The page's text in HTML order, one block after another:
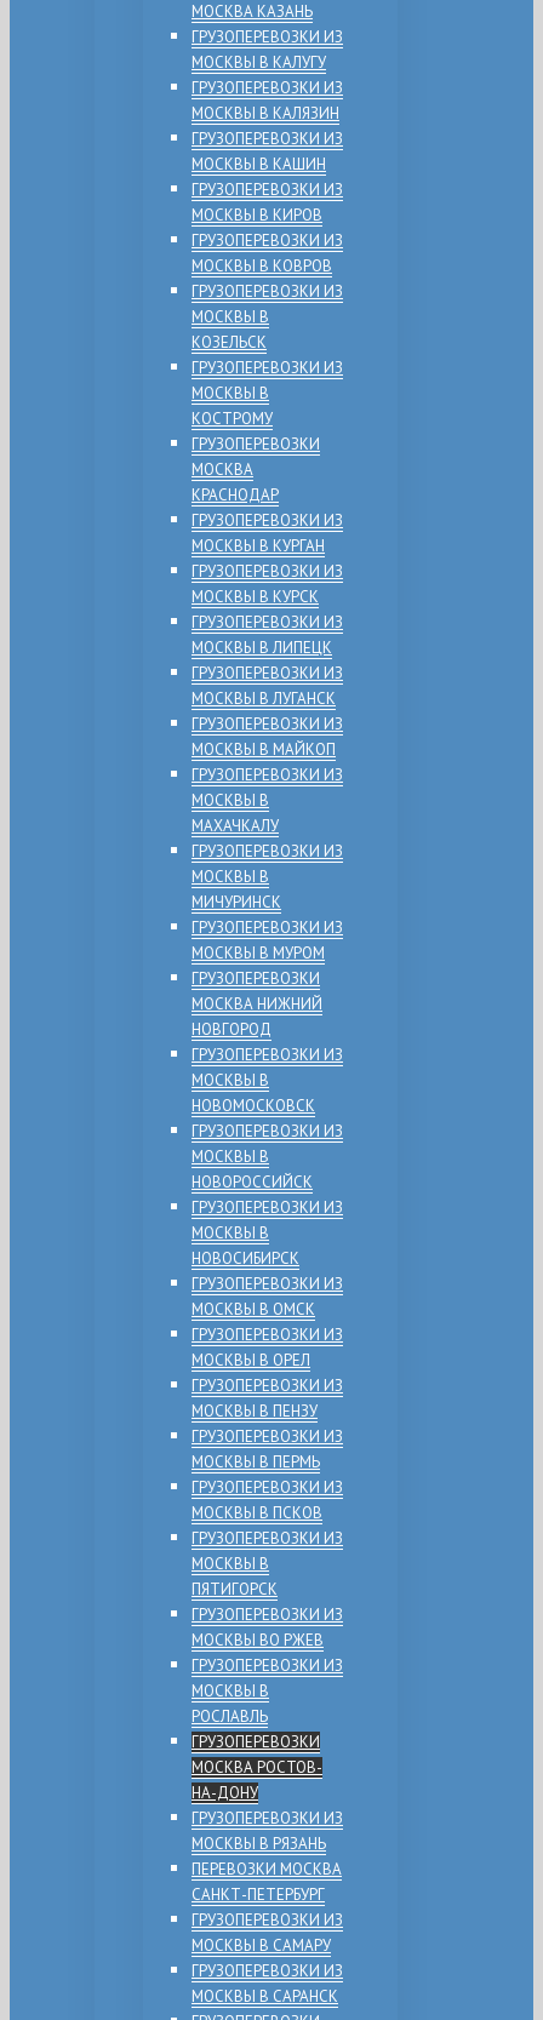
МОСКВА КАЗАНЬ
ГРУЗОПЕРЕВОЗКИ ИЗ
МОСКВЫ В КАЛУГУ
ГРУЗОПЕРЕВОЗКИ ИЗ
МОСКВЫ В КАЛЯЗИН
ГРУЗОПЕРЕВОЗКИ ИЗ
МОСКВЫ В КАШИН
ГРУЗОПЕРЕВОЗКИ ИЗ
МОСКВЫ В КИРОВ
ГРУЗОПЕРЕВОЗКИ ИЗ
МОСКВЫ В КОВРОВ
ГРУЗОПЕРЕВОЗКИ ИЗ
МОСКВЫ В
КОЗЕЛЬСК
ГРУЗОПЕРЕВОЗКИ ИЗ
МОСКВЫ В
КОСТРОМУ
ГРУЗОПЕРЕВОЗКИ
МОСКВА
КРАСНОДАР
ГРУЗОПЕРЕВОЗКИ ИЗ
МОСКВЫ В КУРГАН
ГРУЗОПЕРЕВОЗКИ ИЗ
МОСКВЫ В КУРСК
ГРУЗОПЕРЕВОЗКИ ИЗ
МОСКВЫ В ЛИПЕЦК
ГРУЗОПЕРЕВОЗКИ ИЗ
МОСКВЫ В ЛУГАНСК
ГРУЗОПЕРЕВОЗКИ ИЗ
МОСКВЫ В МАЙКОП
ГРУЗОПЕРЕВОЗКИ ИЗ
МОСКВЫ В
МАХАЧКАЛУ
ГРУЗОПЕРЕВОЗКИ ИЗ
МОСКВЫ В
МИЧУРИНСК
ГРУЗОПЕРЕВОЗКИ ИЗ
МОСКВЫ В МУРОМ
ГРУЗОПЕРЕВОЗКИ
МОСКВА НИЖНИЙ
НОВГОРОД
ГРУЗОПЕРЕВОЗКИ ИЗ
МОСКВЫ В
НОВОМОСКОВСК
ГРУЗОПЕРЕВОЗКИ ИЗ
МОСКВЫ В
НОВОРОССИЙСК
ГРУЗОПЕРЕВОЗКИ ИЗ
МОСКВЫ В
НОВОСИБИРСК
ГРУЗОПЕРЕВОЗКИ ИЗ
МОСКВЫ В ОМСК
ГРУЗОПЕРЕВОЗКИ ИЗ
МОСКВЫ В ОРЕЛ
ГРУЗОПЕРЕВОЗКИ ИЗ
МОСКВЫ В ПЕНЗУ
ГРУЗОПЕРЕВОЗКИ ИЗ
МОСКВЫ В ПЕРМЬ
ГРУЗОПЕРЕВОЗКИ ИЗ
МОСКВЫ В ПСКОВ
ГРУЗОПЕРЕВОЗКИ ИЗ
МОСКВЫ В
ПЯТИГОРСК
ГРУЗОПЕРЕВОЗКИ ИЗ
МОСКВЫ ВО РЖЕВ
ГРУЗОПЕРЕВОЗКИ ИЗ
МОСКВЫ В
РОСЛАВЛЬ
ГРУЗОПЕРЕВОЗКИ
МОСКВА РОСТОВ-
НА-ДОНУ
ГРУЗОПЕРЕВОЗКИ ИЗ
МОСКВЫ В РЯЗАНЬ
ПЕРЕВОЗКИ МОСКВА
САНКТ-ПЕТЕРБУРГ
ГРУЗОПЕРЕВОЗКИ ИЗ
МОСКВЫ В САМАРУ
ГРУЗОПЕРЕВОЗКИ ИЗ
МОСКВЫ В САРАНСК